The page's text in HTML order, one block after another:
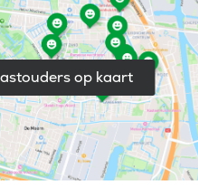
op kaart